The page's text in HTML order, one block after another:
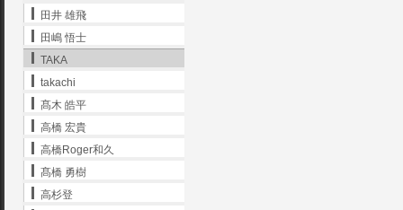
田井 雄飛
田嶋 悟士
TAKA
takachi
髙木 皓平
高橋 宏貴
高橋Roger和久
髙橋 勇樹
高杉登